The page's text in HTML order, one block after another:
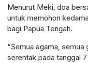
Menurut Meki, doa
untuk memohon
bagi Papua Tengah.
“Semua agama,
serentak pada tanggal